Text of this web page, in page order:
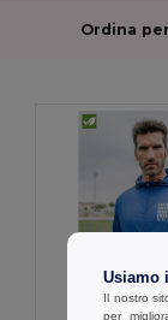
Ordina per
Usiamo
Il nostro
per